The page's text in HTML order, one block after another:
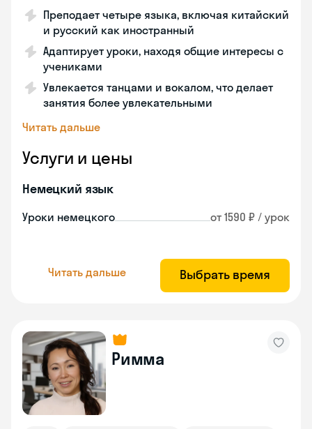
Преподает четыре языка, включая китайский
и русский как иностранный
Адаптирует уроки, находя общие интересы с
учениками
Увлекается танцами и вокалом, что делает
занятия более увлекательными
Читать дальше
Услуги и цены
Немецкий язык
Уроки немецкого от 1590 ₽ / урок
Читать дальше Выбрать время
Римма